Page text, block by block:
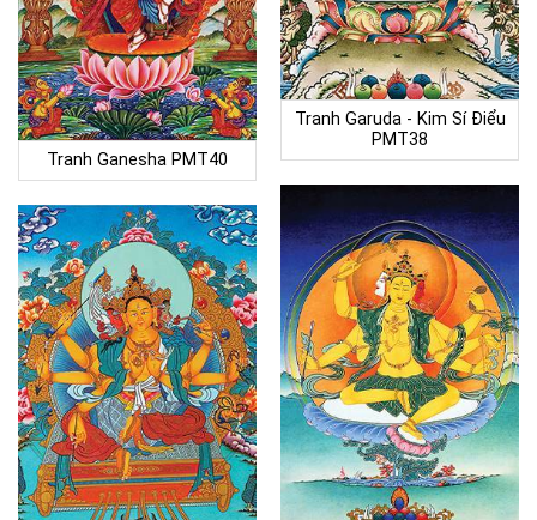
Tranh Garuda - Kim Sí Điểu
PMT38
Tranh Ganesha PMT40